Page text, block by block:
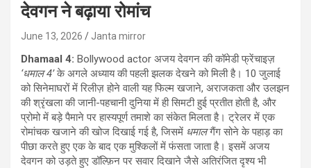
देवगन ने बढ़ाया रोमांच
June 13, 2026 Janta mirror
Dhamaal 4: Bollywood actor अजय देवगन की कॉमेडी फ्रेंचाइज़
‘धमाल 4’के अगले अध्याय की पहली झलक देखने को मिली है। 10 जुलाई
को सिनेमाघरों में रिलीज़ होने वाली यह फिल्म खजाने, अराजकता और उलझन
की श्रृंखला की जानी-पहचानी दुनिया में ही सिमटी हुई प्रतीत होती है, और
प्रोमो में बड़े पैमाने पर हास्यपूर्ण तमाशे का संकेत मिलता है। ट्रेलर में एक
रोमांचक खजाने की खोज दिखाई गई है, जिसमें धमालगैंग सोने के पहाड़ का
पीछा करते हुए एक के बाद एक मुश्किलों में फंसता जाता है। इसमें अजय
देवगन को उड़ते हुए डॉल्फ़िन पर सवार दिखाने जैसे अतिरंजित दृश्य भी